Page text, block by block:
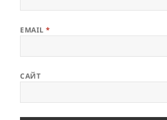
EMAIL*
САЙТ